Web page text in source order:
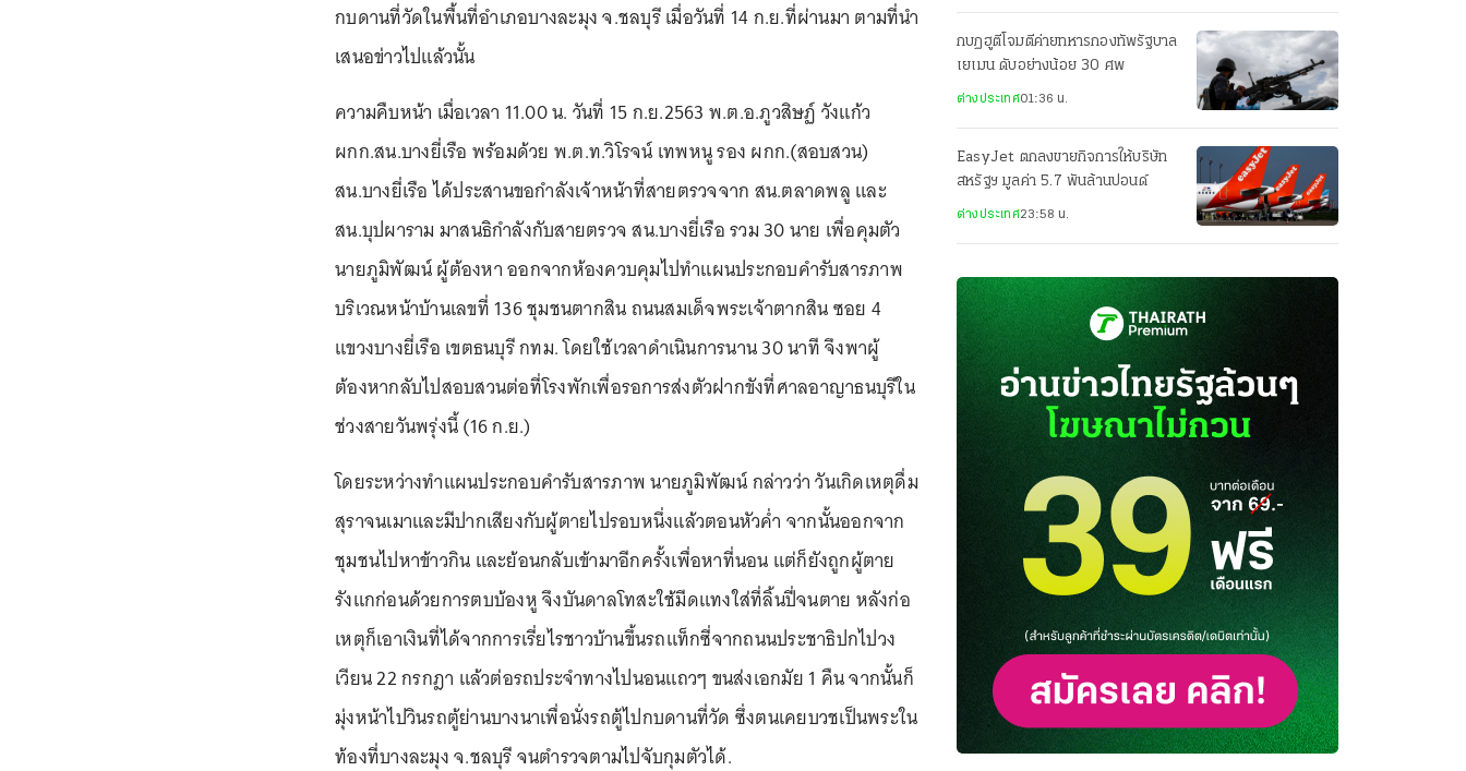
กบดานที่วัดในพื้นที่อำเภอบางละมุง จ.ชลบุรี เมื่อวันที่ 14 ก.ย.ที่ผ่านมา ตามที่นำ
เสนอข่าวไปแล้วนั้น
ความคืบหน้า เมื่อเวลา 11.00 น. วันที่ 15 ก.ย.2563 พ.ต.อ.ภูวสิษฏ์ วังแก้ว
ผกก.สน.บางยี่เรือ พร้อมด้วย พ.ต.ท.วิโรจน์ เทพหนู รอง ผกก.(สอบสวน)
สน.บางยี่เรือ ได้ประสานขอกำลังเจ้าหน้าที่สายตรวจจาก สน.ตลาดพลู และ
สน.บุปผาราม มาสนธิกำลังกับสายตรวจ สน.บางยี่เรือ รวม 30 นาย เพื่อคุมตัว
นายภูมิพัฒน์ ผู้ต้องหา ออกจากห้องควบคุมไปทำแผนประกอบคำรับสารภาพ
บริเวณหน้าบ้านเลขที่ 136 ชุมชนตากสิน ถนนสมเด็จพระเจ้าตากสิน ซอย 4
แขวงบางยี่เรือ เขตธนบุรี กทม. โดยใช้เวลาดำเนินการนาน 30 นาที จึงพาผู้
ต้องหากลับไปสอบสวนต่อที่โรงพักเพื่อรอการส่งตัวฝากขังที่ศาลอาญาธนบุรีใน
ช่วงสายวันพรุ่งนี้ (16 ก.ย.)
โดยระหว่างทำแผนประกอบคำรับสารภาพ นายภูมิพัฒน์ กล่าวว่า วันเกิดเหตุดื่ม
สุราจนเมาและมีปากเสียงกับผู้ตายไปรอบหนึ่งแล้วตอนหัวค่ำ จากนั้นออกจาก
ชุมชนไปหาข้าวกิน และย้อนกลับเข้ามาอีกครั้งเพื่อหาที่นอน แต่ก็ยังถูกผู้ตาย
รังแกก่อนด้วยการตบบ้องหู จึงบันดาลโทสะใช้มีดแทงใส่ที่ลิ้นปี่จนตาย หลังก่อ
เหตุก็เอาเงินที่ได้จากการเรี่ยไรชาวบ้านขึ้นรถแท็กซี่จากถนนประชาธิปกไปวง
เวียน 22 กรกฎา แล้วต่อรถประจำทางไปนอนแถวๆ ขนส่งเอกมัย 1 คืน จากนั้นก็
มุ่งหน้าไปวินรถตู้ย่านบางนาเพื่อนั่งรถตู้ไปกบดานที่วัด ซึ่งตนเคยบวชเป็นพระใน
ท้องที่บางละมุง จ.ชลบุรี จนตำรวจตามไปจับกุมตัวได้.
กบฏฮูตีโจมตีค่ายทหารกองทัพรัฐบาล
เยเมน ดับอย่างน้อย 30 ศพ
ต่างประเทศ01:36 น.
EasyJet ตกลงขายกิจการให้บริษัท
สหรัฐฯ มูลค่า 5.7 พันล้านปอนด์
ต่างประเทศ23:58 น.